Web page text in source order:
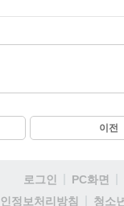
이전
로그인 PC화면
정보처리방침 청소